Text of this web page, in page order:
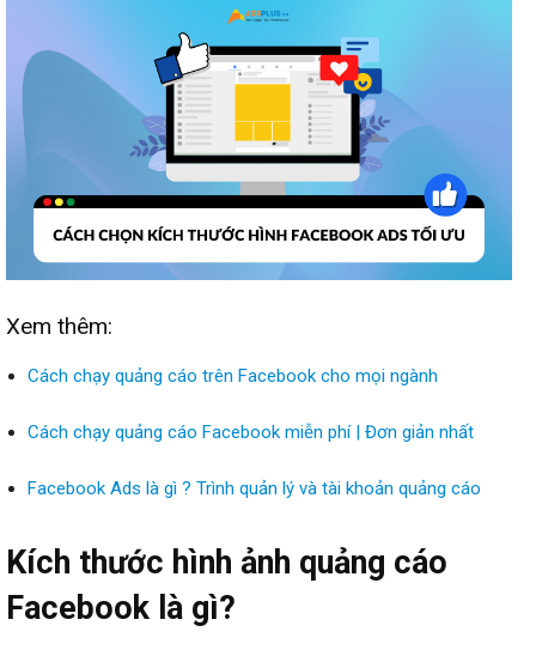
Xem thêm:
Cách chạy quảng cáo trên Facebook cho mọi ngành
Cách chạy quảng cáo Facebook miễn phí | Đơn giản nhất
Facebook Ads là gì ? Trình quản lý và tài khoản quảng cáo
Kích thước hình ảnh quảng cáo
Facebook là gì?